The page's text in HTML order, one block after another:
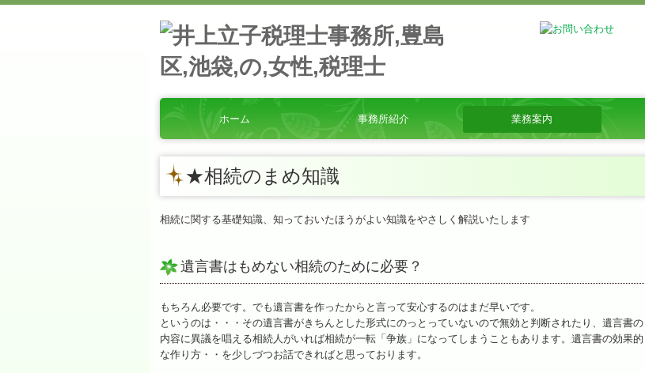
ホーム 事務所紹介
スタッフ募集
お知らせ
経営理念
交通案内
セミナー案内
リンク集
業務案内
★立子の耳より情報
★相続のまめ知識
料金について
よくある質問
金融機関の皆様へ
★相続のまめ知識
相続に関する基礎知識、知っておいたほうがよい知識をやさしく解説いたします
遺言書はもめない相続のために必要？
もちろん必要です。でも遺言書を作ったからと言って安心するのはまだ早いです。
というのは・・・その遺言書がきちんとした形式にのっとっていないので無効と判断されたり、遺言書の
内容に異議を唱える相続人がいれば相続が一転「争族」になってしまうこともあります。遺言書の効果的
な作り方・・を少しづつお話できればと思っております。